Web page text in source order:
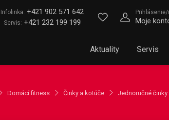
Infolinka: +421 902 571 642
Servis: +421 232 199 199 Moje
Aktuality Servis
Domácí fitness Činky a kotúče Jednoručné činky